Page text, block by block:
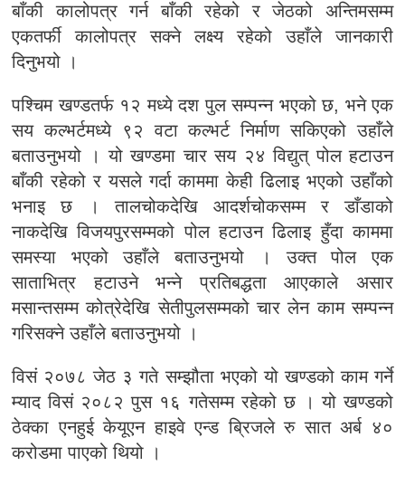
बाँकी कालोपत्र गर्न बाँकी रहेको र जेठको अन्तिमसम्म
एकतर्फी कालोपत्र सक्ने लक्ष्य रहेको उहाँले जानकारी
दिनुभयो ।
पश्चिम खण्डतर्फ १२ मध्ये दश पुल सम्पन्न भएको छ, भने एक
सय कल्भर्टमध्ये ९२ वटा कल्भर्ट निर्माण सकिएको उहाँले
बताउनुभयो । यो खण्डमा चार सय २४ विद्युत् पोल हटाउन
बाँकी रहेको र यसले गर्दा काममा केही ढिलाइ भएको उहाँको
भनाइ छ । तालचोकदेखि आदर्शचोकसम्म र डाँडाको
नाकदेखि विजयपुरसम्मको पोल हटाउन ढिलाइ हुँदा काममा
समस्या भएको उहाँले बताउनुभयो । उक्त पोल एक
साताभित्र हटाउने भन्ने प्रतिबद्धता आएकाले असार
मसान्तसम्म कोत्रेदेखि सेतीपुलसम्मको चार लेन काम सम्पन्न
गरिसक्ने उहाँले बताउनुभयो ।
विसं २०७८ जेठ ३ गते सम्झौता भएको यो खण्डको काम गर्ने
म्याद विसं २०८२ पुस १६ गतेसम्म रहेको छ । यो खण्डको
ठेक्का एनहुई केयूएन हाइवे एन्ड ब्रिजले रु सात अर्ब ४०
करोडमा पाएको थियो ।